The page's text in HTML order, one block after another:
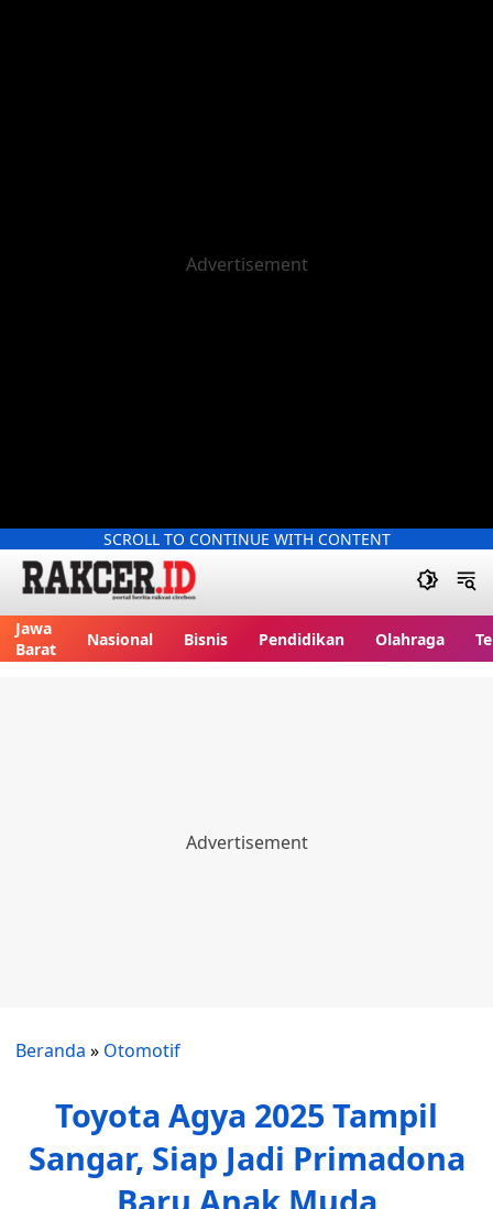
SCROLL TO CONTINUE WITH CONTENT
Jawa
Barat
Nasional Bisnis Pendidikan Olahraga
Beranda » Otomotif
Toyota Agya 2025 Tampil
Sangar, Siap Jadi Primadona